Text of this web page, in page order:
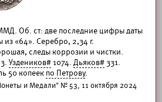
Об. ст: две последние цифры даты
из «64». Серебро, 2,34 г.
следы коррозии и чистки.
Уздеников# 1074. Дьяков#331.
50 копеек по Петрову.
и Медали" № 53, 11 октября 2024